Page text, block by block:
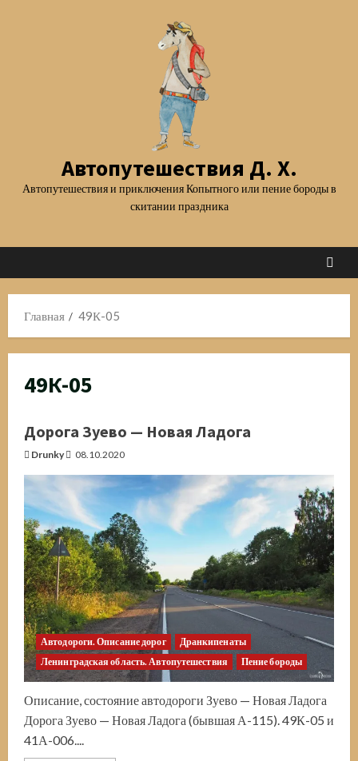
Автопутешествия Д. Х.
Автопутешествия и приключения Копытного или пение бороды в
скитании праздника
Главная 49К-05
49К-05
Дорога Зуево — Новая Ладога
Drunky 08.10.2020
Автодороги. Описание дорог
Дранкипенаты
Ленинградская область. Автопутешествия
Пение бороды
Описание, состояние автодороги Зуево — Новая Ладога
Дорога Зуево — Новая Ладога (бывшая А-115). 49К-05 и
41А-006....